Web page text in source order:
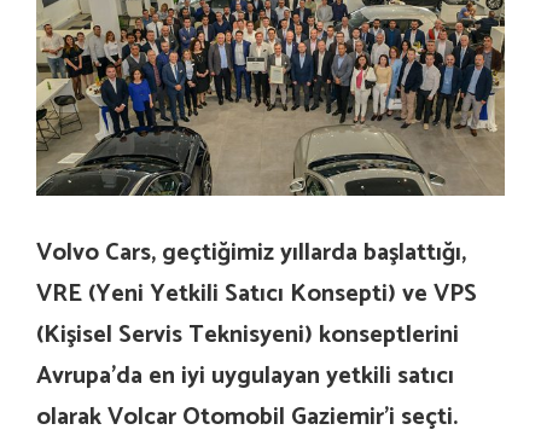
Volvo Cars, geçtiğimiz yıllarda başlattığı,
VRE (Yeni Yetkili Satıcı Konsepti) ve VPS
(Kişisel Servis Teknisyeni) konseptlerini
Avrupa’da en iyi uygulayan yetkili satıcı
olarak Volcar Otomobil Gaziemir’i seçti.